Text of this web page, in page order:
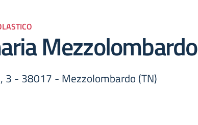
Mezzolombardo
3 - 38017 - Mezzolombardo (TN)